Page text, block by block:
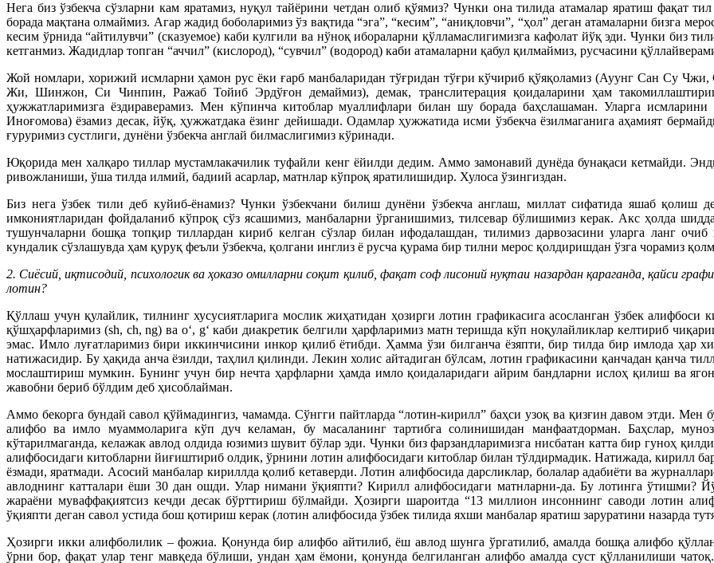
Нега биз ўзбекча сўзларни кам яратамиз, нуқул тайёрини четдан олиб қўямиз? Чунки она тилида атамалар яратиш фақат
борада мақтана олмаймиз. Агар жадид боболаримиз ўз вақтида “эга”, “кесим”, “аниқловчи”, “ҳол” деган атамаларни бизга
кесим ўрнида “айтилувчи” (сказуемое) каби кулгили ва нўноқ ибораларни қўлламаслигимизга кафолат йўқ эди. Чунки биз
кетганмиз. Жадидлар топган “аччил” (кислород), “сувчил” (водород) каби атамаларни қабул қилмаймиз, русчасини
Жой номлари, хорижий исмларни ҳамон рус ёки ғарб манбаларидан тўғридан тўғри кўчириб қўяқоламиз (Ауунг Сан Су
Жи, Шинжон, Си Чинпин, Ражаб Тойиб Эрдўғон демаймиз), демак, транслитерация қоидаларини ҳам
ҳужжатларимизга ёздираверамиз. Мен кўпинча китоблар муаллифлари билан шу борада баҳслашаман. Уларга
Иноғомова) ёзамиз десак, йўқ, ҳужжатдака ёзинг дейишади. Одамлар ҳужжатида исми ўзбекча ёзилмаганига аҳамият
ғуруримиз сустлиги, дунёни ўзбекча англай билмаслигимиз кўринади.
Юқорида мен халқаро тиллар мустамлакачилик туфайли кенг ёйилди дедим. Аммо замонавий дунёда бунақаси кетмайди.
ривожланиши, ўша тилда илмий, бадиий асарлар, матнлар кўпроқ яратилишидир. Хулоса ўзингиздан.
Биз нега ўзбек тили деб куйиб-ёнамиз? Чунки ўзбекчани билиш дунёни ўзбекча англаш, миллат сифатида яшаб қолиш
имкониятларидан фойдаланиб кўпроқ сўз ясашимиз, манбаларни ўрганишимиз, тилсевар бўлишимиз керак. Акс ҳолда
тушунчаларни бошқа топқир тиллардан кириб келган сўзлар билан ифодалашдан, тилимиз дарвозасини уларга ланг
кундалик сўзлашувда ҳам қуруқ феъли ўзбекча, қолгани инглиз ё русча қурама бир тилни мерос қолдиришдан ўзга чорамиз
2. Сиёсий, иқтисодий, психологик ва ҳоказо омилларни соқит қилиб, фақат соф лисоний нуқтаи назардан қараганда, қайси
лотин?
Қўллаш учун қулайлик, тилнинг хусусиятларига мослик жиҳатидан ҳозирги лотин графикасига асосланган ўзбек
қўшҳарфларимиз (sh, ch, ng) ва o‘, g‘ каби диакретик белгили ҳарфларимиз матн теришда кўп ноқулайликлар келтириб
эмас. Имло луғатларимиз бири иккинчисини инкор қилиб ётибди. Ҳамма ўзи билганча ёзяпти, бир тилда бир имлода ҳар
натижасидир. Бу ҳақида анча ёзилди, таҳлил қилинди. Лекин холис айтадиган бўлсам, лотин графикасини қанчадан қанча
мослаштириш мумкин. Бунинг учун бир нечта ҳарфларни ҳамда имло қоидаларидаги айрим бандларни ислоҳ қилиш ва
жавобни бериб бўлдим деб ҳисоблайман.
Аммо бекорга бундай савол қўймадингиз, чамамда. Сўнгги пайтларда “лотин-кирилл” баҳси узоқ ва қизғин давом этди. Мен
алифбо ва имло муаммоларига кўп дуч келаман, бу масаланинг тартибга солинишидан манфаатдорман. Баҳслар,
кўтарилмаганда, келажак авлод олдида юзимиз шувит бўлар эди. Чунки биз фарзандларимизга нисбатан катта бир гуноҳ
алифбосидаги китобларни йиғиштириб олдик, ўрнини лотин алифбосидаги китоблар билан тўлдирмадик. Натижада, кирилл
ёзмади, яратмади. Асосий манбалар кириллда қолиб кетаверди. Лотин алифбосида дарсликлар, болалар адабиёти ва
авлоднинг катталари ёши 30 дан ошди. Улар нимани ўқияпти? Кирилл алифбосидаги матнларни-да. Бу лотинга ўтишми?
жараёни муваффақиятсиз кечди десак бўрттириш бўлмайди. Ҳозирги шароитда “13 миллион инсоннинг саводи лотин
ўқияпти деган савол устида бош қотириш керак (лотин алифбосида ўзбек тилида яхши манбалар яратиш заруратини назарда
Ҳозирги икки алифболилик – фожиа. Қонунда бир алифбо айтилиб, ёш авлод шунга ўргатилиб, амалда бошқа алифбо
ўрни бор, фақат улар тенг мавқеда бўлиши, ундан ҳам ёмони, қонунда белгиланган алифбо амалда суст қўлланилиши